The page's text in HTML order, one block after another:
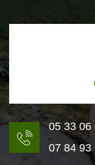
05 33 06
07 84 93